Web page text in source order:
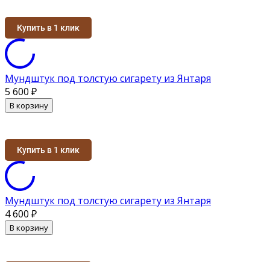
Купить в 1 клик
Мундштук под толстую сигарету из Янтаря
5 600 ₽
В корзину
Купить в 1 клик
Мундштук под толстую сигарету из Янтаря
4 600 ₽
В корзину